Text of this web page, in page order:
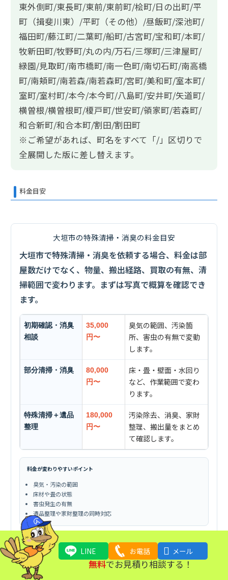
東外側町/東長町/東前/東前町/桧町/日の出町/平
町（揖斐川東）/平町（その他）/昼飯町/深池町/
福田町/藤江町/二葉町/船町/古宮町/宝和町/本町/
牧新田町/牧野町/丸の内/万石/三塚町/三津屋町/
緑園/見取町/南市橋町/南一色町/南切石町/南高橋
町/南頬町/南若森/南若森町/宮町/美和町/室本町/
室町/室村町/本今/本今町/八島町/安井町/矢道町/
横曽根/横曽根町/榎戸町/世安町/領家町/若森町/
和合新町/和合本町/割田/割田町
※ご希望があれば、町名をすべて「/」区切りで
全展開した版に差し替えます。
料金目安
大垣市の特殊清掃・消臭の料金目安
大垣市で特殊清掃・消臭を依頼する場合、料金は部
屋数だけでなく、物量、搬出経路、買取の有無、清
掃範囲で変わります。まずは写真で概算を確認でき
ます。
初期確認・消臭
相談
35,000
円〜
臭気の範囲、汚染箇
所、害虫の有無で変動
します。
部分清掃・消臭
80,000
円〜
床・畳・壁面・水回り
など、作業範囲で変わ
ります。
特殊清掃＋遺品
整理
180,000
円〜
汚染除去、消臭、家財
整理、搬出量をまとめ
て確認します。
料金が変わりやすいポイント
臭気・汚染の範囲
床材や畳の状態
害虫発生の有無
遺品整理や家財整理の同時対応
写真で送ると早いもの
部屋全体、玄関、廊下、水まわり
大型家具・家電、袋ごみ、物置や庭まわり
LINE お電話  メール
無料でお見積り相談する！